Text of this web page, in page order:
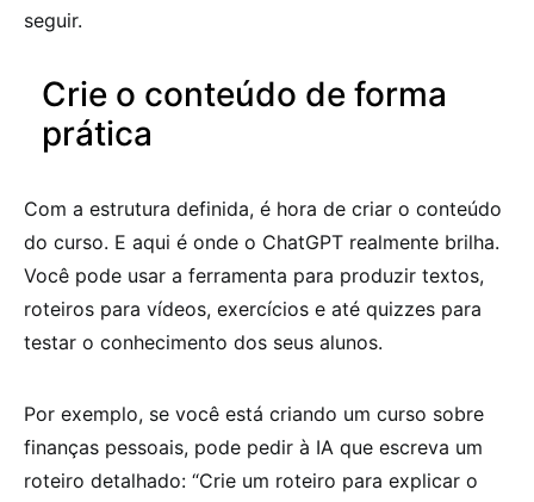
seguir.
Crie o conteúdo de forma
prática
Com a estrutura definida, é hora de criar o conteúdo
do curso. E aqui é onde o ChatGPT realmente brilha.
Você pode usar a ferramenta para produzir textos,
roteiros para vídeos, exercícios e até quizzes para
testar o conhecimento dos seus alunos.
Por exemplo, se você está criando um curso sobre
finanças pessoais, pode pedir à IA que escreva um
roteiro detalhado: “Crie um roteiro para explicar o